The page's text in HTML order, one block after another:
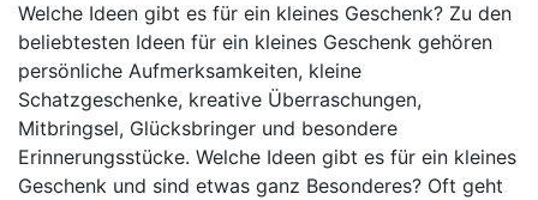
Welche Ideen gibt es für ein kleines Geschenk? Zu den
beliebtesten Ideen für ein kleines Geschenk gehören
persönliche Aufmerksamkeiten, kleine
Schatzgeschenke, kreative Überraschungen,
Mitbringsel, Glücksbringer und besondere
Erinnerungsstücke. Welche Ideen gibt es für ein kleines
Geschenk und sind etwas ganz Besonderes? Oft geht